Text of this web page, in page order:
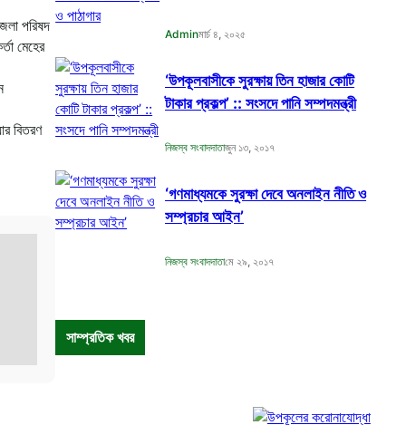
পরিষদ
মেহের
বিতরণ
Adminমার্চ ৪, ২০২৫
‘উপকূলবাসীকে সুরক্ষায় তিন হাজার কোটি
টাকার প্রকল্প’ :: সংসদে পানি সম্পদমন্ত্রী
নিজস্ব সংবাদদাতাজুন ১৩, ২০১৭
‘গণমাধ্যমকে সুরক্ষা দেবে অনলাইন নীতি ও
সম্প্রচার আইন’
নিজস্ব সংবাদদাতামে ২৯, ২০১৭
সাম্প্রতিক খবর